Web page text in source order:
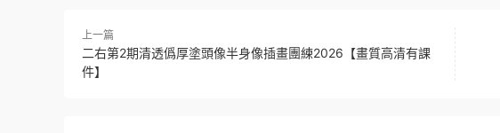
上一篇
二右第2期清透僞厚塗頭像半身像插畫團練2026【畫質高清有課
件】